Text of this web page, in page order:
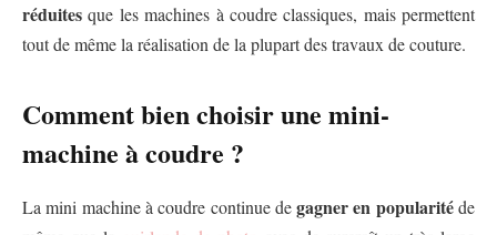
réduitesque les machines à coudre classiques, mais permettent
tout de même la réalisation de la plupart des travaux de couture.
Comment bien choisir une mini-
machine à coudre ?
La mini machine à coudre continue degagner en popularitéde